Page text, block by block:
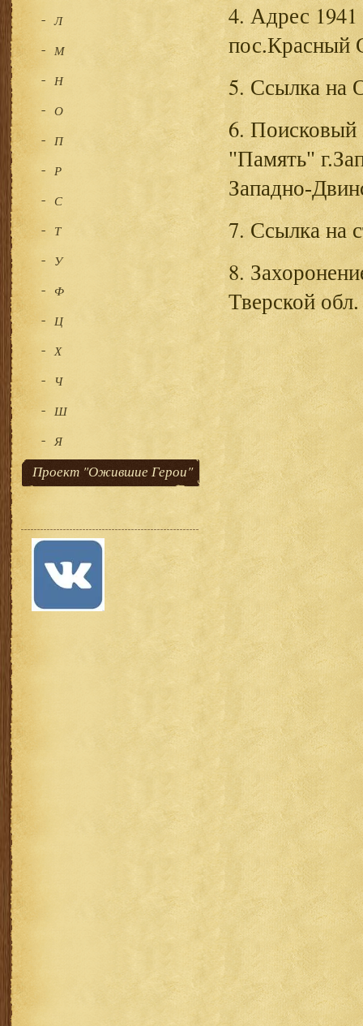
4. Адрес
пос.Красный
5. Ссылка
6.
"Память"
Западно-
7. Ссылка
8.
Тверской
Л
М
Н
О
П
Р
С
Т
У
Ф
Ц
Х
Ч
Ш
Я
Проект "Ожившие Герои"